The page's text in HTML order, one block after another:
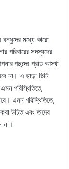
বন্ধুদের মধ্যে কারো
পরিবারের সদস্যদের
পছন্দের প্রতি আস্থা
না। এ ছাড়া তিনি
পরিস্থিতিতে,
এমন পরিস্থিতিতে,
উচিত এবং তাদের
না।